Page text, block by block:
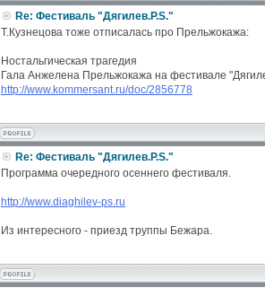
Re: Фестиваль "Дягилев.P.S."
Т.Кузнецова тоже отписалась про Прельжокажа:
Ностальгическая трагедия
Гала Анжелена Прельжокажа на фестивале
http://www.kommersant.ru/doc/2856778
Re: Фестиваль "Дягилев.P.S."
Программа очередного осеннего фестиваля.
http://www.diaghilev-ps.ru
Из интересного - приезд труппы Бежара.